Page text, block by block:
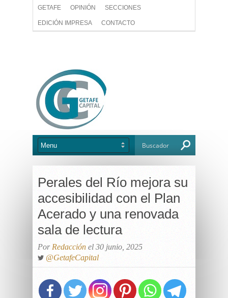
GETAFE OPINIÓN SECCIONES
EDICIÓN IMPRESA CONTACTO
Perales del Río mejora su
accesibilidad con el Plan
Acerado y una renovada
sala de lectura
Por Redacción el 30 junio, 2025
@GetafeCapital